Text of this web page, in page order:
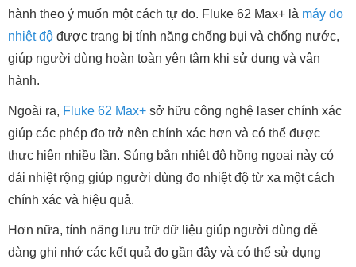
hành theo ý muốn một cách tự do. Fluke 62 Max+ là máy đo
nhiệt độ được trang bị tính năng chống bụi và chống nước,
giúp người dùng hoàn toàn yên tâm khi sử dụng và vận
hành.
Ngoài ra, Fluke 62 Max+ sở hữu công nghệ laser chính xác
giúp các phép đo trở nên chính xác hơn và có thể được
thực hiện nhiều lần. Súng bắn nhiệt độ hồng ngoại này có
dải nhiệt rộng giúp người dùng đo nhiệt độ từ xa một cách
chính xác và hiệu quả.
Hơn nữa, tính năng lưu trữ dữ liệu giúp người dùng dễ
dàng ghi nhớ các kết quả đo gần đây và có thể sử dụng